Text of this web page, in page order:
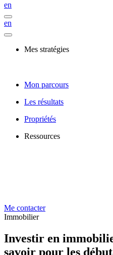
en
en
Mes stratégies
Mon parcours
Les résultats
Propriétés
Ressources
Me contacter
Immobilier
Investir en
savoir pour les